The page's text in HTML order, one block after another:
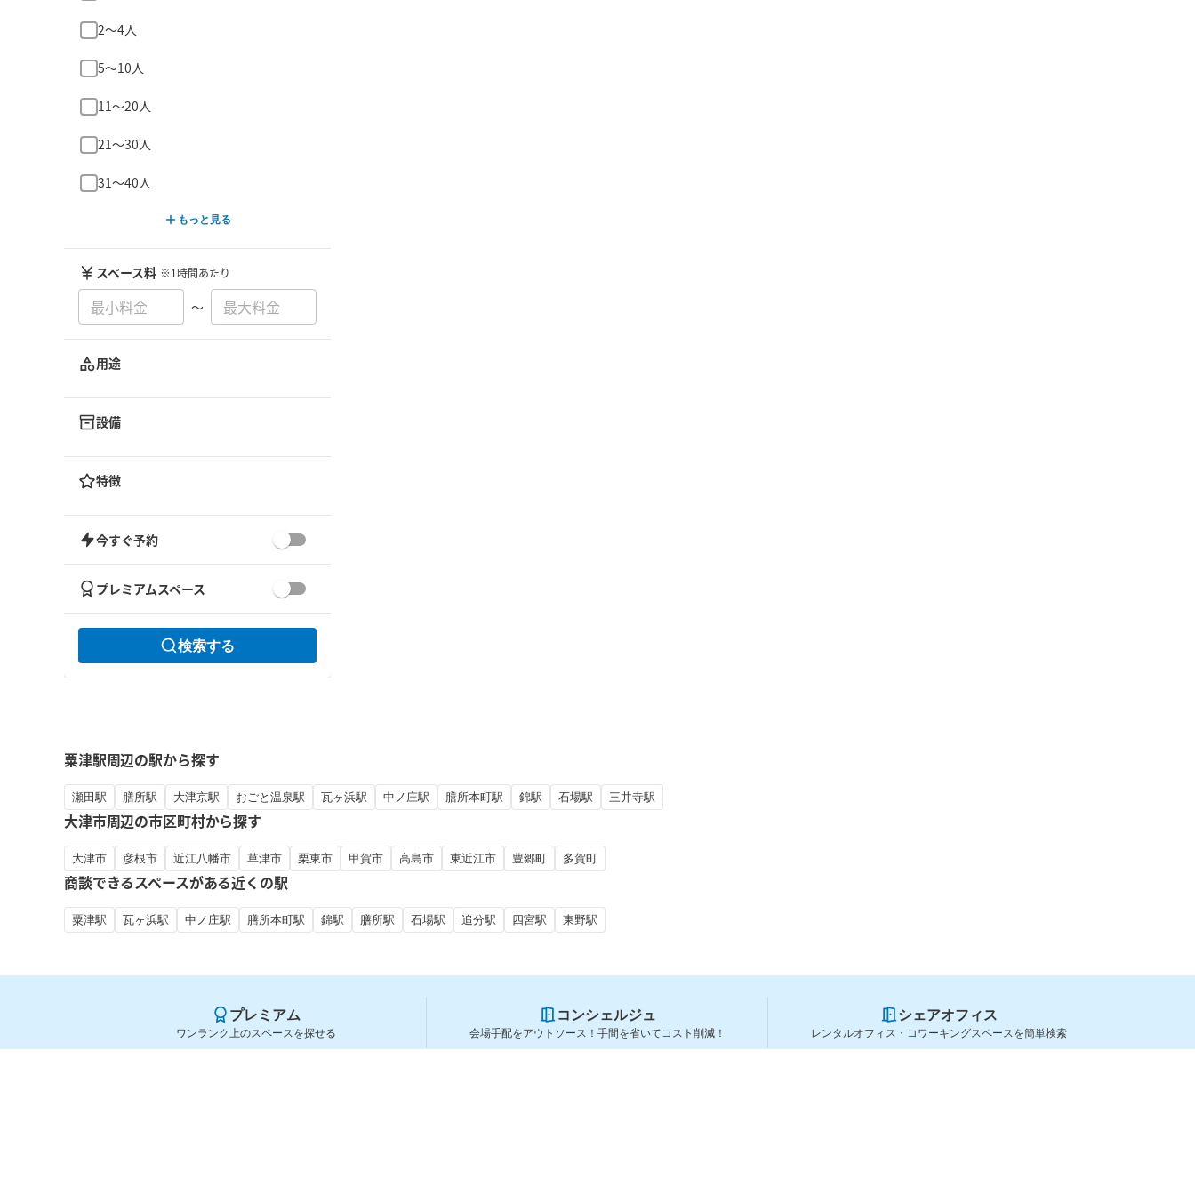
2〜4人
5〜10人
11〜20人
21〜30人
31〜40人
もっと見る
スペース料 ※1時間あたり
〜
用途
設備
特徴
今すぐ予約
プレミアムスペース
検索する
粟津駅周辺の駅から探す
瀬田駅 膳所駅 大津京駅 おごと温泉駅 瓦ヶ浜駅 中ノ庄駅 膳所本町駅 錦駅 石場駅 三井寺駅
大津市周辺の市区町村から探す
大津市 彦根市 近江八幡市 草津市 栗東市 甲賀市 高島市 東近江市 豊郷町 多賀町
商談できるスペースがある近くの駅
粟津駅 瓦ヶ浜駅 中ノ庄駅 膳所本町駅 錦駅 膳所駅 石場駅 追分駅 四宮駅 東野駅
プレミアム
ワンランク上のスペースを探せる
コンシェルジュ
会場手配をアウトソース！手間を省いてコスト削減！
シェアオフィス
レンタルオフィス・コワーキングスペースを簡単検索